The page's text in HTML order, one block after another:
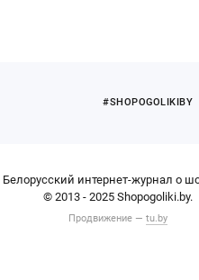
#SHOPOGOLIKIBY
Белорусский интернет-журнал о
© 2013 - 2025 Shopogoliki.by.
Продвижение — tu.by